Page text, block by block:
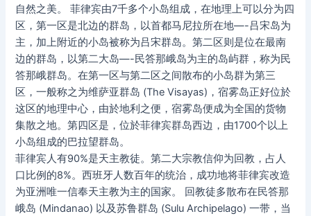
自然之美。 菲律宾由7千多个小岛组成，在地理上可以分为四
区，第一区是北边的群岛，以首都马尼拉所在地—-吕宋岛为
主，加上附近的小岛被称为吕宋群岛。第二区则是位在最南
边的群岛，以第二大岛—-民答那峨岛为主的岛屿群，称为民
答那峨群岛。在第一区与第二区之间散布的小岛群为第三
区，一般称之为维萨亚群岛 (The Visayas)，宿雾岛正好位於
这区的地理中心，由於地利之便，宿雾岛便成为全国的货物
集散之地。第四区是，位於菲律宾群岛西边，由1700个以上
小岛组成的巴拉望群岛。
菲律宾人有90%是天主教徒。第二大宗教信仰为回教，占人
口比例的8%。西班牙人数百年的统治，成功地将菲律宾改造
为亚洲唯一信奉天主教为主的国家。 回教徒多散布在民答那
峨岛 (Mindanao) 以及苏鲁群岛 (Sulu Archipelago) 一带，当